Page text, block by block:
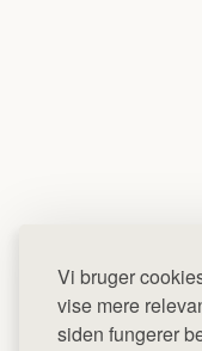
Vi bruger
vise mere
siden fungerer